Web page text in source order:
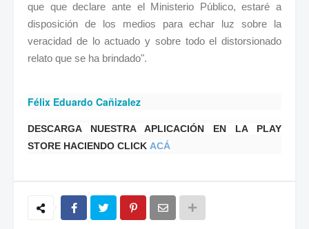
que que declare ante el Ministerio Público, estaré a
disposición de los medios para echar luz sobre la
veracidad de lo actuado y sobre todo el distorsionado
relato que se ha brindado".
Félix Eduardo Cañizalez
DESCARGA NUESTRA APLICACIÓN EN LA PLAY
STORE HACIENDO CLICK ACÁ